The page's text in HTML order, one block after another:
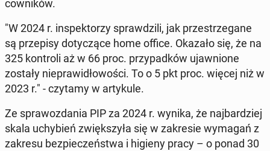
cown­ików.
"W 2024 r. in­spek­torzy sprawdzili, jak przestrze­gane
są przepisy doty­czące home office. Okazało się, że na
325 kon­troli aż w 66 proc. przy­pad­ków ujawnione
zostały niepraw­idłowoś­ci. To o 5 pkt proc. więcej niż w
2023 r." - czytamy w artykule.
Ze spra­woz­da­nia PIP za 2024 r. wynika, że na­jbardziej
skala uchy­bień zwięk­szyła się w za­kre­sie wymagań z
zakresu bez­pieczeńst­wa i higieny pracy – o ponad 30